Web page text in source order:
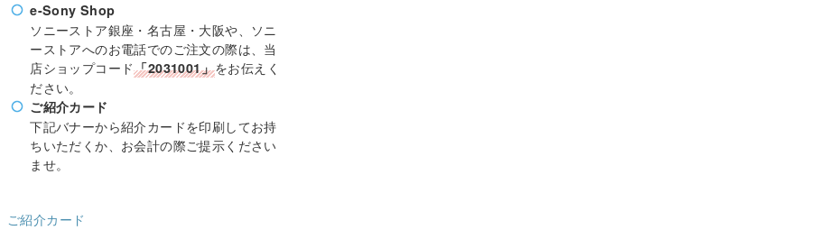
e-Sony Shop
ソニーストア銀座・名古屋・大阪や、ソニ
ーストアへのお電話でのご注文の際は、当
店ショップコード「2031001」をお伝えく
ださい。
ご紹介カード
下記バナーから紹介カードを印刷してお持
ちいただくか、お会計の際ご提示ください
ませ。
ご紹介カード